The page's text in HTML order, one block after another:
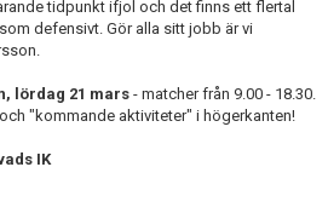
tidpunkt ifjol och det finns ett flertal
defensivt. Gör alla sitt jobb är vi
lördag 21 mars - matcher från 9.00 - 18.30.
"kommande aktiviteter" i högerkanten!
IK